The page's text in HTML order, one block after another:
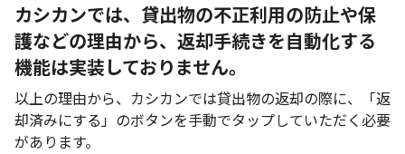
カシカンでは、貸出物の不正利用の防止や保
護などの理由から、返却手続きを自動化する
機能は実装しておりません。
以上の理由から、カシカンでは貸出物の返却の際に、「返
却済みにする」のボタンを手動でタップしていただく必要
があります。